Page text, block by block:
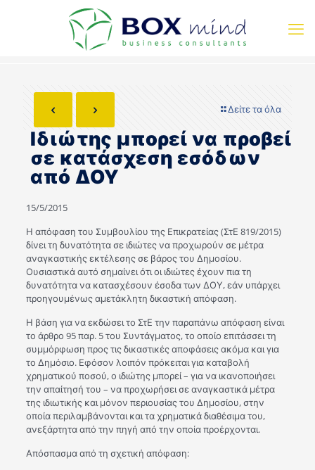
Δείτε τα όλα
Ιδιώτης μπορεί να προβεί
σε κατάσχεση εσόδων
από ΔΟΥ
15/5/2015
Η απόφαση του Συμβουλίου της Επικρατείας (ΣτΕ 819/2015)
δίνει τη δυνατότητα σε ιδιώτες να προχωρούν σε μέτρα
αναγκαστικής εκτέλεσης σε βάρος του Δημοσίου.
Ουσιαστικά αυτό σημαίνει ότι οι ιδιώτες έχουν πια τη
δυνατότητα να κατασχέσουν έσοδα των ΔΟΥ, εάν υπάρχει
προηγουμένως αμετάκλητη δικαστική απόφαση.
Η βάση για να εκδώσει το ΣτΕ την παραπάνω απόφαση είναι
το άρθρο 95 παρ. 5 του Συντάγματος, το οποίο επιτάσσει τη
συμμόρφωση προς τις δικαστικές αποφάσεις ακόμα και για
το Δημόσιο. Εφόσον λοιπόν πρόκειται για καταβολή
χρηματικού ποσού, ο ιδιώτης μπορεί – για να ικανοποιήσει
την απαίτησή του – να προχωρήσει σε αναγκαστικά μέτρα
της ιδιωτικής και μόνον περιουσίας του Δημοσίου, στην
οποία περιλαμβάνονται και τα χρηματικά διαθέσιμα του,
ανεξάρτητα από την πηγή από την οποία προέρχονται.
Απόσπασμα από τη σχετική απόφαση: